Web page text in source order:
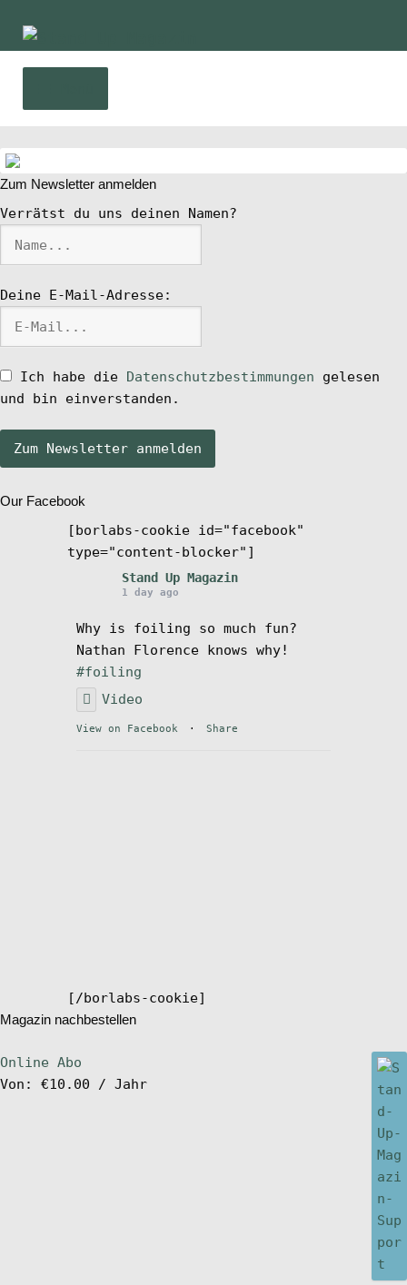
Zur
Navigation
Zum
Inhalt
News
Wing und Foil
SUP-Events
Ratgeber
Das Magazin
Stand Up Magazin TV
SPOT FINDER
Mein Konto
Zum Newsletter anmelden
Verrätst du uns deinen Namen?
Deine E-Mail-Adresse:
Ich habe die Datenschutzbestimmungen gelesen
und bin einverstanden.
Our Facebook
[borlabs-cookie id="facebook"
type="content-blocker"]
Stand Up Magazin
1 day ago
Why is foiling so much fun?
Nathan Florence knows why!
#foiling
Video
View on Facebook · Share
[/borlabs-cookie]
Magazin nachbestellen
Online Abo
Von: €10.00 / Jahr